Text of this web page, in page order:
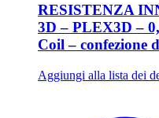
RESISTENZA
3D – PLEX3D –
Coil – confezione
Aggiungi alla lista dei